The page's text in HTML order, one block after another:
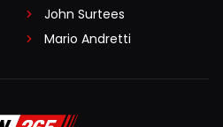
John Surtees
Mario Andretti